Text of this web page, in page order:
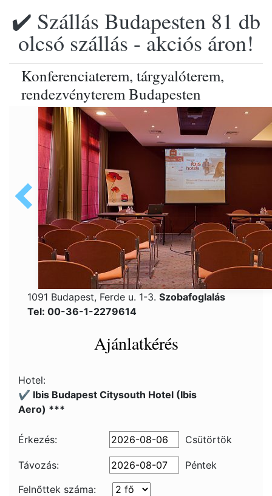
✔️ Szállás Budapesten 81 db
olcsó szállás - akciós áron!
Konferenciaterem, tárgyalóterem,
rendezvényterem Budapesten
1091 Budapest, Ferde u. 1-3. Szobafoglalás
Tel: 00-36-1-2279614
Ajánlatkérés
Hotel:
✔️ Ibis Budapest Citysouth Hotel (Ibis
Aero) ***
Érkezés: Csütörtök
Távozás:
Péntek
Felnőttek száma: